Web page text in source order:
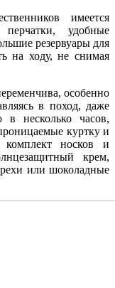
имеется
удобные
резервуары для
на ходу, не снимая
особенно
в поход, даже
в несколько часов,
куртку и
комплект носков и
крем,
или шоколадные